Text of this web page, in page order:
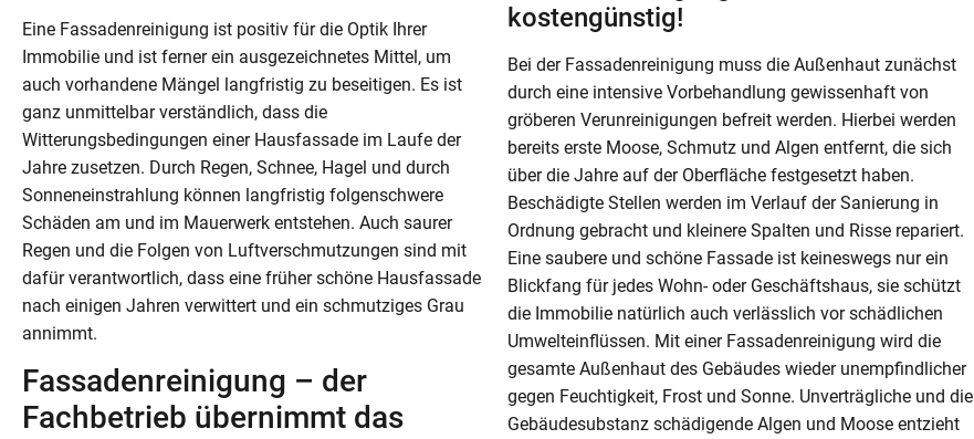
Eine Fassadenreinigung ist positiv für die Optik Ihrer
Immobilie und ist ferner ein ausgezeichnetes Mittel, um
auch vorhandene Mängel langfristig zu beseitigen. Es ist
ganz unmittelbar verständlich, dass die
Witterungsbedingungen einer Hausfassade im Laufe der
Jahre zusetzen. Durch Regen, Schnee, Hagel und durch
Sonneneinstrahlung können langfristig folgenschwere
Schäden am und im Mauerwerk entstehen. Auch saurer
Regen und die Folgen von Luftverschmutzungen sind mit
dafür verantwortlich, dass eine früher schöne Hausfassade
nach einigen Jahren verwittert und ein schmutziges Grau
annimmt.
Fassadenreinigung – der
Fachbetrieb übernimmt das
kostengünstig!
Bei der Fassadenreinigung muss die Außenhaut zunächst
durch eine intensive Vorbehandlung gewissenhaft von
gröberen Verunreinigungen befreit werden. Hierbei werden
bereits erste Moose, Schmutz und Algen entfernt, die sich
über die Jahre auf der Oberfläche festgesetzt haben.
Beschädigte Stellen werden im Verlauf der Sanierung in
Ordnung gebracht und kleinere Spalten und Risse repariert.
Eine saubere und schöne Fassade ist keineswegs nur ein
Blickfang für jedes Wohn- oder Geschäftshaus, sie schützt
die Immobilie natürlich auch verlässlich vor schädlichen
Umwelteinflüssen. Mit einer Fassadenreinigung wird die
gesamte Außenhaut des Gebäudes wieder unempfindlicher
gegen Feuchtigkeit, Frost und Sonne. Unverträgliche und die
Gebäudesubstanz schädigende Algen und Moose entzieht